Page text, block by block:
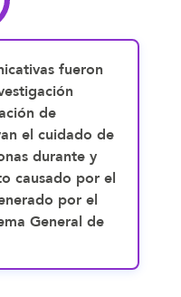
fueron
de
el cuidado de
durante y
causado por el
por el
General de